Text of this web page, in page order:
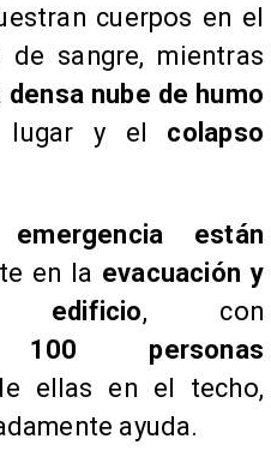
cuerpos en el
de sangre, mientras
densa nube de humo
lugar y el colapso
están
en la evacuación y
edificio, con
100 personas
ellas en el techo,
ayuda.